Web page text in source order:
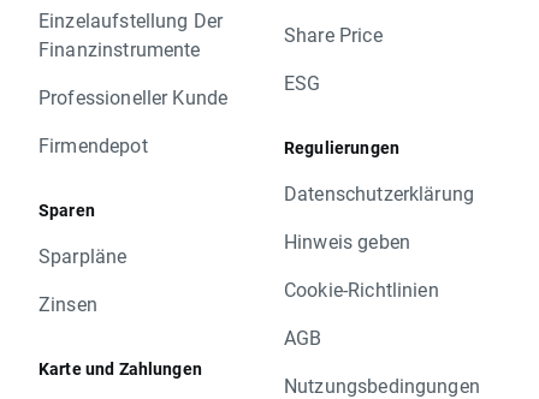
Einzelaufstellung Der
Finanzinstrumente
Professioneller Kunde
Firmendepot
Sparen
Sparpläne
Zinsen
Karte und Zahlungen
Share Price
ESG
Regulierungen
Datenschutzerklärung
Hinweis geben
Cookie-Richtlinien
AGB
Nutzungsbedingungen